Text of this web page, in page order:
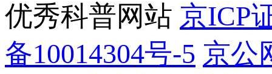
优秀科普网站 京ICP
备10014304号-5 京公